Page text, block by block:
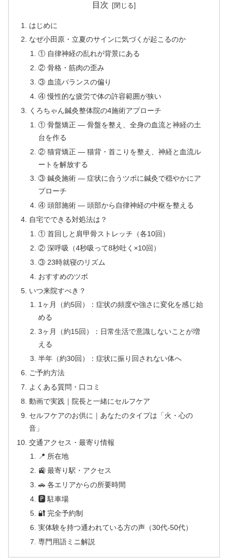
目次
はじめに
なぜ小田原・立夏のサインに気づくが起こるのか
① 自律神経の乱れが背景にある
② 骨格・筋肉の歪み
③ 血流バランスの偏り
④ 慢性的な疲労で体の許容範囲が狭い
くろちゃん鍼灸整体院の4施術アプローチ
① 骨盤矯正 — 骨盤を整え、全身の血流と神経の土
台を作る
② 猫背矯正 — 猫背・首こりを整え、神経と血流ル
ートを解放する
③ 鍼灸施術 — 症状に合うツボに鍼灸で穏やかにア
プローチ
④ 頭部施術 — 頭部から自律神経の中枢を整える
自宅でできる対処法は？
① 首回しと肩甲骨ストレッチ（各10回）
② 深呼吸（4秒吸って8秒吐く×10回）
③ 23時就寝のリズム
おすすめのツボ
いつ来院すべき？
1ヶ月（約5回）：症状の頻度や強さに変化を感じ始
める
3ヶ月（約15回）：日常生活で意識しないことが増
える
半年（約30回）：症状に振り回されない体へ
ご予約方法
よくある質問・口コミ
動画で実践｜院長と一緒にセルフケア
セルフケアのお供に｜あなたのタイプは「火・心の
音」
交通アクセス・最寄り情報
📍 所在地
🚉 最寄り駅・アクセス
🚗 各エリアからの所要時間
🅿 駐車場
🔐 完全予約制
実体験を持つ通われている方の声（30代-50代）
専門用語ミニ解説